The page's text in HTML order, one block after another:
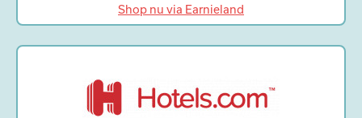
Shop nu via Earnieland